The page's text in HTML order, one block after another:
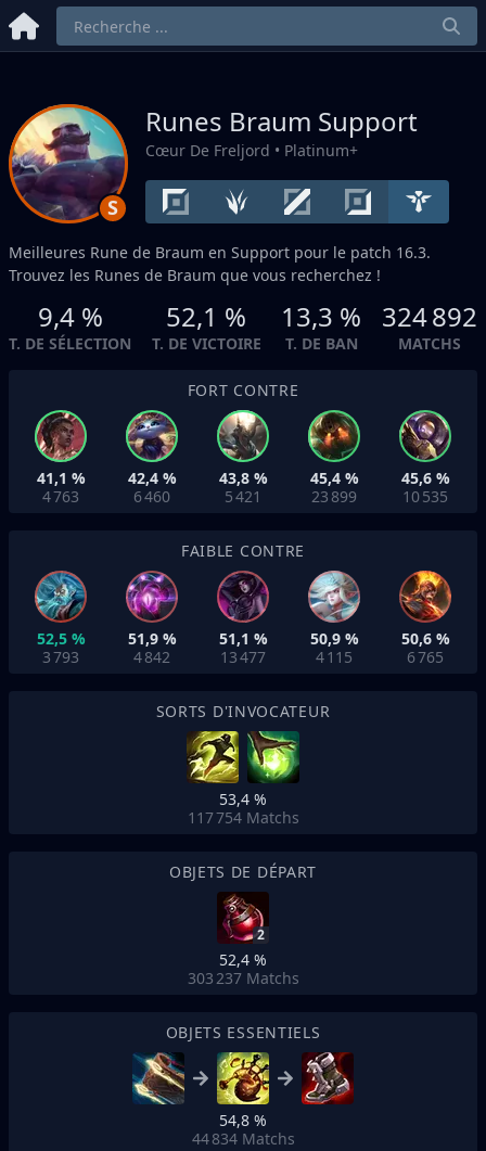
S
Runes Braum Support
Cœur De Freljord • Platinum+
Meilleures Rune de Braum en Support pour le patch 16.3.
Trouvez les Runes de Braum que vous recherchez !
9,4 %
T. DE SÉLECTION
52,1 %
T. DE VICTOIRE
13,3 %
T. DE BAN
324 892
MATCHS
FORT CONTRE
41,1 %
4 763
42,4 %
6 460
43,8 %
5 421
45,4 %
23 899
45,6 %
10 535
FAIBLE CONTRE
52,5 %
3 793
51,9 %
4 842
51,1 %
13 477
50,9 %
4 115
50,6 %
6 765
SORTS D'INVOCATEUR
53,4 %
117 754 Matchs
OBJETS DE DÉPART
2
52,4 %
303 237 Matchs
OBJETS ESSENTIELS
54,8 %
44 834 Matchs